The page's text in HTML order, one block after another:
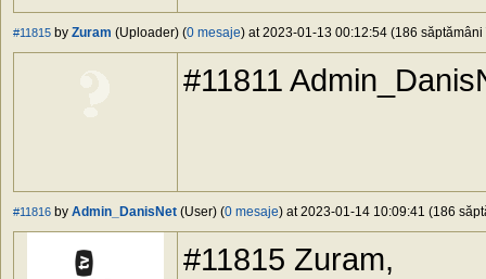
#11815 by Zuram (Uploader) (0 mesaje) at 2023-01-13 00:12:54 (186 săptămâni
#11811
#11816 by Admin_DanisNet (User) (0 mesaje) at 2023-01-14 10:09:41 (186
#11815 Zuram,